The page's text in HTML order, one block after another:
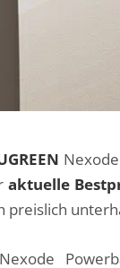
aktuelle
preislich
Nexode